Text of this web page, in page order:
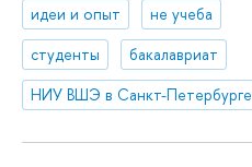
идеи и опыт
не учеба
студенты
бакалавриат
НИУ ВШЭ в Санкт-Петербурге